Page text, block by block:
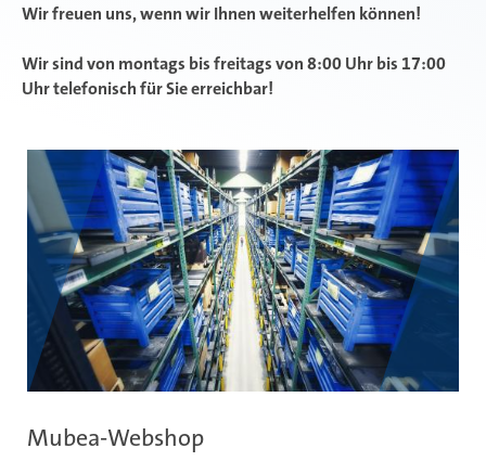
Wir freuen uns, wenn wir Ihnen weiterhelfen können!
Wir sind von montags bis freitags von 8:00 Uhr bis 17:00
Uhr telefonisch für Sie erreichbar!
Mubea-Webshop